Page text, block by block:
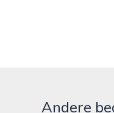
Andere